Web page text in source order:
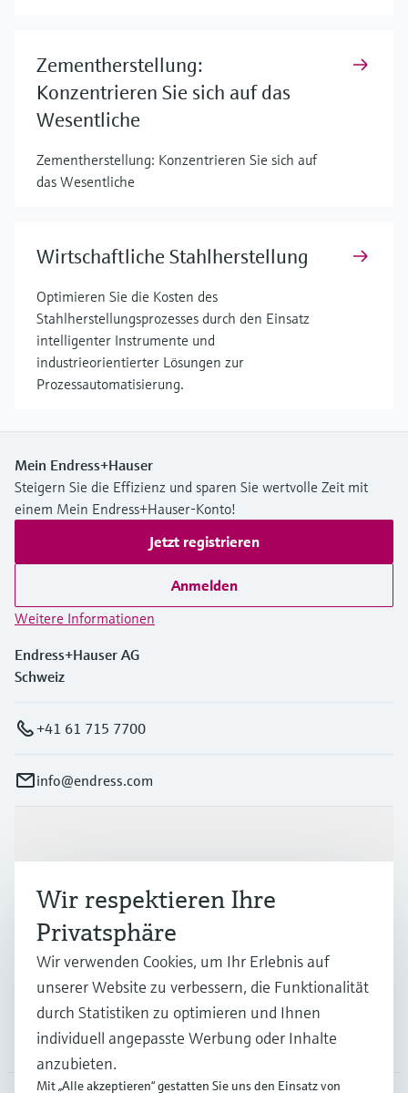
Zementherstellung:
Konzentrieren Sie sich auf das
Wesentliche
Zementherstellung: Konzentrieren Sie sich auf
das Wesentliche
Wirtschaftliche Stahlherstellung
Optimieren Sie die Kosten des
Stahlherstellungsprozesses durch den Einsatz
intelligenter Instrumente und
industrieorientierter Lösungen zur
Prozessautomatisierung.
Mein Endress+Hauser
Steigern Sie die Effizienz und sparen Sie wertvolle Zeit mit
einem Mein Endress+Hauser-Konto!
Jetzt registrieren
Anmelden
Weitere Informationen
Endress+Hauser AG
Schweiz
+41 61 715 7700
info@endress.com
Branchen
Support
Unternehmen
Wir respektieren Ihre
Privatsphäre
Wir verwenden Cookies, um Ihr Erlebnis auf
unserer Website zu verbessern, die Funktionalität
durch Statistiken zu optimieren und Ihnen
individuell angepasste Werbung oder Inhalte
anzubieten.
Mit „Alle akzeptieren“ gestatten Sie uns den Einsatz von